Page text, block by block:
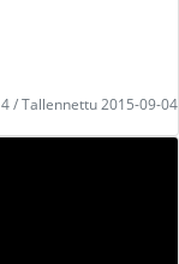
/ Tallennettu 2015-09-04